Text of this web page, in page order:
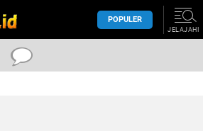
POPULER
JELAJAHI